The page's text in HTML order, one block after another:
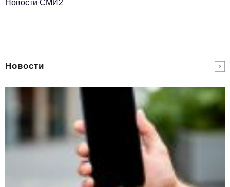
Новости СМИ2
Новости